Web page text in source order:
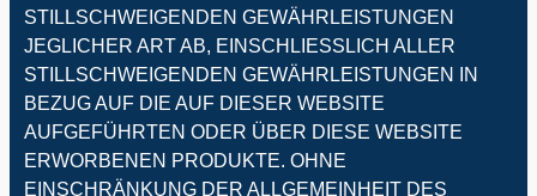
STILLSCHWEIGENDEN GEWÄHRLEISTUNGEN
JEGLICHER ART AB, EINSCHLIESSLICH ALLER
STILLSCHWEIGENDEN GEWÄHRLEISTUNGEN IN
BEZUG AUF DIE AUF DIESER WEBSITE
AUFGEFÜHRTEN ODER ÜBER DIESE WEBSITE
ERWORBENEN PRODUKTE. OHNE
EINSCHRÄNKUNG DER ALLGEMEINHEIT DES